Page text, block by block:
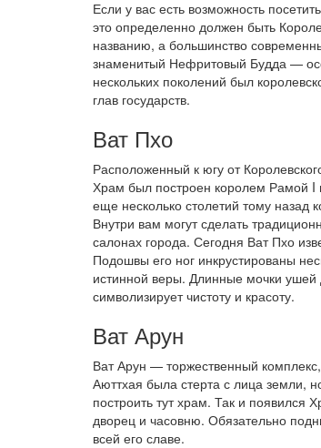
Если у вас есть возможность
это определенно должен быть
названию, а большинство
знаменитый Нефритовый Будда —
нескольких поколений был
глав государств.
Ват Пхо
Расположенный к югу от
Храм был построен королем Рамой I
еще несколько столетий тому назад
Внутри вам могут сделать
салонах города. Сегодня Ват Пхо
Подошвы его ног инкрустированы
истинной веры. Длинные мочки ушей
символизирует чистоту и красоту.
Ват Арун
Ват Арун — торжественный
Аюттхая была стерта с лица земли,
построить тут храм. Так и появился
дворец и часовню. Обязательно
всей его славе.